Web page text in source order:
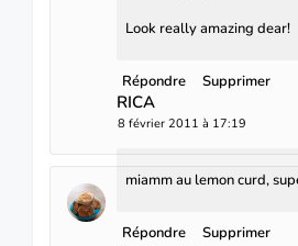
Look really amazing dear!
Répondre Supprimer
RICA
8 février 2011 à 17:19
miamm au lemon curd,
Répondre Supprimer